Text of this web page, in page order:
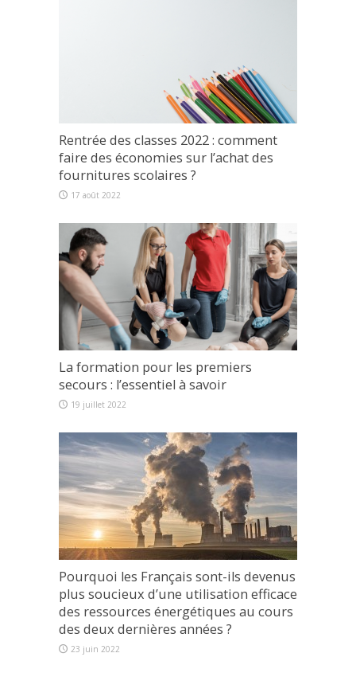
Rentrée des classes 2022 : comment
faire des économies sur l’achat des
fournitures scolaires ?
17 août 2022
La formation pour les premiers
secours : l’essentiel à savoir
19 juillet 2022
Pourquoi les Français sont-ils devenus
plus soucieux d’une utilisation efficace
des ressources énergétiques au cours
des deux dernières années ?
23 juin 2022